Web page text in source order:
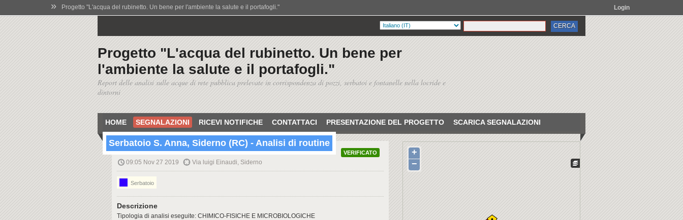
» Progetto "L'acqua del rubinetto. Un bene per l'ambiente la salute e il portafogli." Login
Progetto "L'acqua del rubinetto. Un bene per
l'ambiente la salute e il portafogli."
Report delle analisi sulle acque di rete pubblica prelevate in corrispondenza di pozzi, serbatoi e fontanelle nella locride e
dintorni
HOME SEGNALAZIONI RICEVI NOTIFICHE CONTATTACI PRESENTAZIONE DEL PROGETTO SCARICA SEGNALAZIONI
VERIFICATO
Serbatoio S. Anna, Siderno (RC) - Analisi di routine
09:05 Nov 27 2019 Via luigi Einaudi, Siderno
Serbatoio
Descrizione
Tipologia di analisi eseguite: CHIMICO-FISICHE E MICROBIOLOGICHE
+
−